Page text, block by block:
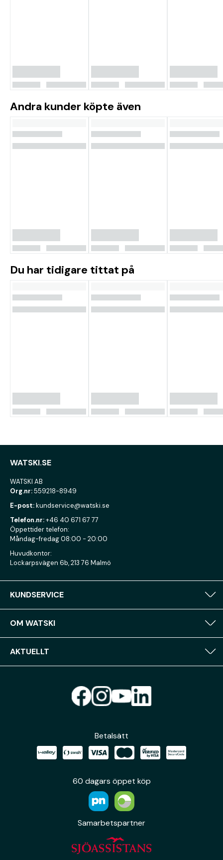
Andra kunder köpte även
Du har tidigare tittat på
WATSKI.SE
WATSKI AB
Org.nr:559218-8949
E-post:kundservice@watski.se
Telefon.nr:+46 40 671 67 77
Öppettider telefon:
Måndag-fredag 08:00 - 20:00
Huvudkontor:
Lockarpsvägen 6b, 213 76 Malmö
KUNDSERVICE
OM WATSKI
AKTUELLT
Betalsätt
60 dagars öppet köp
Samarbetspartner